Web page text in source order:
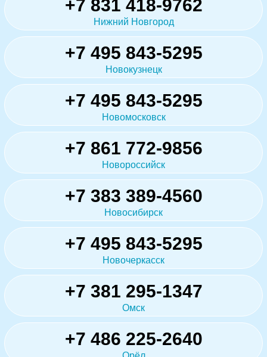
+7 831 418-9762
Нижний Новгород
+7 495 843-5295
Новокузнецк
+7 495 843-5295
Новомосковск
+7 861 772-9856
Новороссийск
+7 383 389-4560
Новосибирск
+7 495 843-5295
Новочеркасск
+7 381 295-1347
Омск
+7 486 225-2640